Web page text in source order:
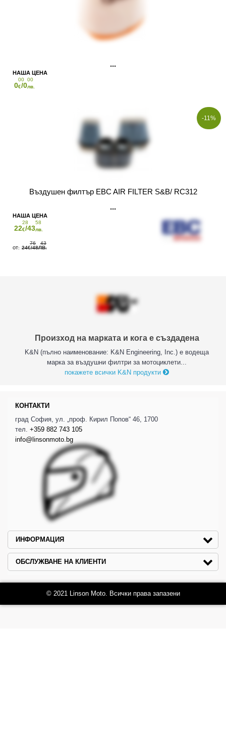
Произход на марката и кога е създадена
K&N (пълно наименование: K&N Engineering, Inc.) е водеща
марка за въздушни филтри за мотоциклети...
покажете всички K&N продукти
0
00
€/0
00
лв.
-11%
Въздушен филтър EBC AIR FILTER S&B/ RC312
22
28
€/43
58
лв.
24
76
€/48
43
ЛВ.
КОНТАКТИ
град София, ул. „проф. Кирил Попов“ 46, 1700
тел. +359 882 743 105
info@linsonmoto.bg
ИНФОРМАЦИЯ
ОБСЛУЖВАНЕ НА КЛИЕНТИ
© 2021 Linson Moto. Всички права запазени